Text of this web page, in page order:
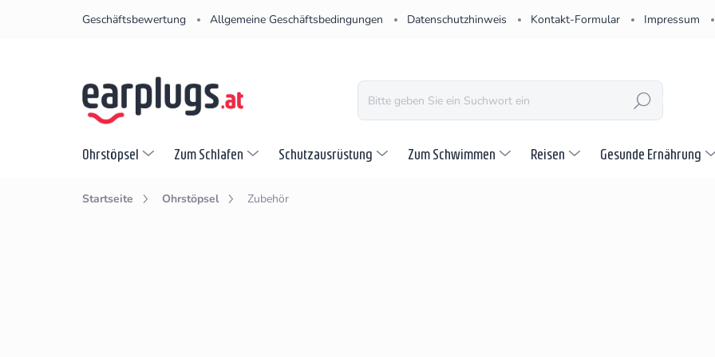
Geschäftsbewertung Allgemeine Geschäftsbedingungen Datenschutzhinweis Kontakt-Formular Impressum
SUCHEN
Ohrstöpsel Zum Schlafen Schutzausrüstung Zum Schwimmen Reisen Gesunde Ernährung
Startseite Ohrstöpsel Zubehör